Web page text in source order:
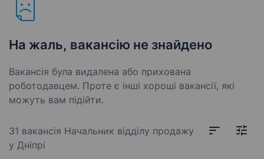
На жаль, вакансію не знайдено
Вакансія була видалена або прихована
роботодавцем. Проте є інші хороші вакансії, які
можуть вам підійти.
31 вакансія Начальник відділу продажу
у Дніпрі